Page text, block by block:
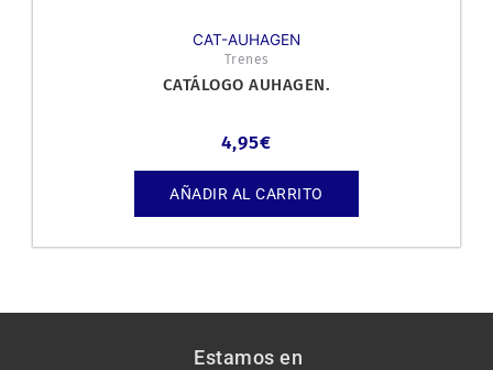
CAT-AUHAGEN
Trenes
CATÁLOGO AUHAGEN.
4,95€
AÑADIR AL CARRITO
Estamos en